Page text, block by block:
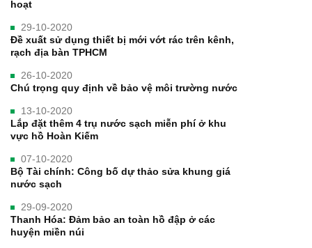
hoạt
29-10-2020
Đề xuất sử dụng thiết bị mới vớt rác trên kênh,
rạch địa bàn TPHCM
26-10-2020
Chú trọng quy định về bảo vệ môi trường nước
13-10-2020
Lắp đặt thêm 4 trụ nước sạch miễn phí ở khu
vực hồ Hoàn Kiếm
07-10-2020
Bộ Tài chính: Công bố dự thảo sửa khung giá
nước sạch
29-09-2020
Thanh Hóa: Đảm bảo an toàn hồ đập ở các
huyện miền núi